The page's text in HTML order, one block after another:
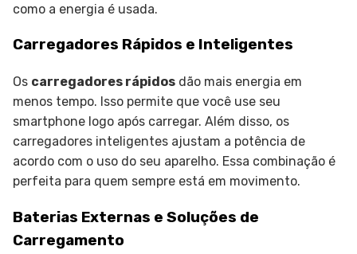
como a energia é usada.
Carregadores Rápidos e Inteligentes
Os carregadores rápidos dão mais energia em
menos tempo. Isso permite que você use seu
smartphone logo após carregar. Além disso, os
carregadores inteligentes ajustam a potência de
acordo com o uso do seu aparelho. Essa combinação é
perfeita para quem sempre está em movimento.
Baterias Externas e Soluções de
Carregamento